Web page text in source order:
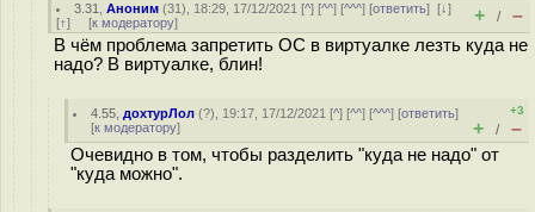
3.31 ,Аноним (31), 18:29, 17/12/2021 [^] [^^] [^^^] [ответить][↓]
[↑] [к модератору] + / –
В чём проблема запретить ОС в виртуалке лезть куда не
надо? В виртуалке, блин!
4.55 дохтурЛол (?), 19:17, 17/12/2021 [^] [^^] [^^^] [ответить]
[к модератору]
+3
+ / –
Очевидно в том, чтобы разделить "куда не надо" от
"куда можно".